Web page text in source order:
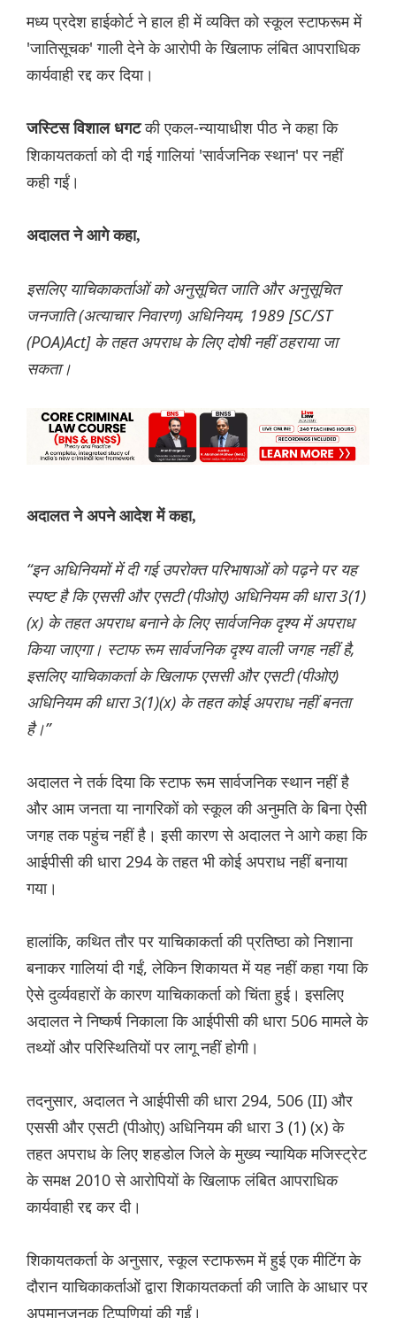
मध्य प्रदेश हाईकोर्ट ने हाल ही में व्यक्ति को स्कूल स्टाफरूम में
'जातिसूचक' गाली देने के आरोपी के खिलाफ लंबित आपराधिक
कार्यवाही रद्द कर दिया।
जस्टिस विशाल धगटकी एकल-न्यायाधीश पीठ ने कहा कि
शिकायतकर्ता को दी गई गालियां 'सार्वजनिक स्थान' पर नहीं
कही गईं।
अदालत ने आगे कहा,
इसलिए याचिकाकर्ताओं को अनुसूचित जाति और अनुसूचित
जनजाति (अत्याचार निवारण) अधिनियम, 1989 [SC/ST
(POA)Act] के तहत अपराध के लिए दोषी नहीं ठहराया जा
सकता।
अदालत ने अपने आदेश में कहा,
“इन अधिनियमों में दी गई उपरोक्त परिभाषाओं को पढ़ने पर यह
स्पष्ट है कि एससी और एसटी (पीओए) अधिनियम की धारा 3(1)
(x) के तहत अपराध बनाने के लिए सार्वजनिक दृश्य में अपराध
किया जाएगा। स्टाफ रूम सार्वजनिक दृश्य वाली जगह नहीं है,
इसलिए याचिकाकर्ता के खिलाफ एससी और एसटी (पीओए)
अधिनियम की धारा 3(1)(x) के तहत कोई अपराध नहीं बनता
है।”
अदालत ने तर्क दिया कि स्टाफ रूम सार्वजनिक स्थान नहीं है
और आम जनता या नागरिकों को स्कूल की अनुमति के बिना ऐसी
जगह तक पहुंच नहीं है। इसी कारण से अदालत ने आगे कहा कि
आईपीसी की धारा 294 के तहत भी कोई अपराध नहीं बनाया
गया।
हालांकि, कथित तौर पर याचिकाकर्ता की प्रतिष्ठा को निशाना
बनाकर गालियां दी गईं, लेकिन शिकायत में यह नहीं कहा गया कि
ऐसे दुर्व्यवहारों के कारण याचिकाकर्ता को चिंता हुई। इसलिए
अदालत ने निष्कर्ष निकाला कि आईपीसी की धारा 506 मामले के
तथ्यों और परिस्थितियों पर लागू नहीं होगी।
तदनुसार, अदालत ने आईपीसी की धारा 294, 506 (II) और
एससी और एसटी (पीओए) अधिनियम की धारा 3 (1) (x) के
तहत अपराध के लिए शहडोल जिले के मुख्य न्यायिक मजिस्ट्रेट
के समक्ष 2010 से आरोपियों के खिलाफ लंबित आपराधिक
कार्यवाही रद्द कर दी।
शिकायतकर्ता के अनुसार, स्कूल स्टाफरूम में हुई एक मीटिंग के
दौरान याचिकाकर्ताओं द्वारा शिकायतकर्ता की जाति के आधार पर
अपमानजनक टिप्पणियां की गईं।